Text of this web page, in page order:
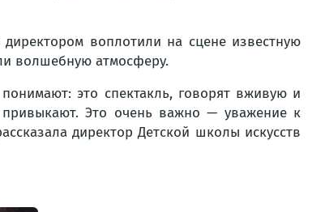
воплотили на сцене известную
волшебную атмосферу.
это спектакль, говорят вживую и
Это очень важно — уважение к
директор Детской школы искусств